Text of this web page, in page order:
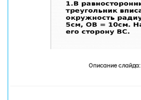
Описание слайда: